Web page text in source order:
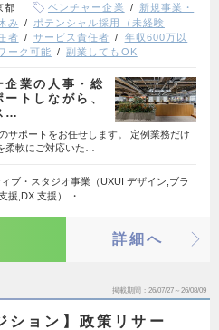
都 ベンチャー企業
新規事業・
み
ポテンシャル採用（未経験
者 サービス責任者
年収600万以
ーク可能 副業してもOK
企業の人事・総
トしながら、
…
ポートをお任せします。 定例業務だけ
柔軟にご対応いた…
ブ・スタジオ事業（UXUI デザイン,ブラ
援,DX 支援） ・…
詳細へ
掲載期間 26/07/27～26/08/09
ション】政策リサー